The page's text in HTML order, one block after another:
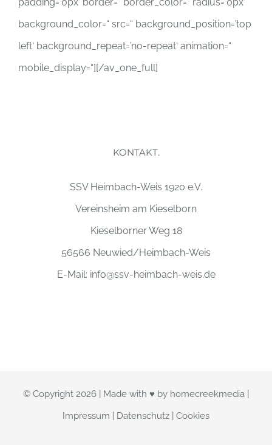
background_color=“ src=“ background_position=’top
left‘ background_repeat=’no-repeat‘ animation=“
mobile_display=“][/av_one_full]
KONTAKT.
SSV Heimbach-Weis 1920 e.V.
Vereinsheim am Kieselborn
Kieselborner Weg 18
56566 Neuwied/Heimbach-Weis
E-Mail: info@ssv-heimbach-weis.de
© Copyright 2026 | Made with ♥ by homecreekmedia
Impressum
Datenschutz Cookies